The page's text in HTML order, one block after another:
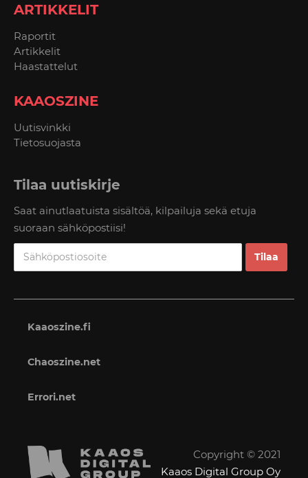
ARTIKKELIT
Raportit
Artikkelit
Haastattelut
KAAOSZINE
Uutisvinkki
Tietosuojasta
Tilaa uutiskirje
Saat ainutlaatuista sisältöä, kilpailuja sekä etuja
suoraan sähköpostiisi!
Kaaoszine.fi
Chaoszine.net
Errori.net
Copyright © 2021
Kaaos Digital Group Oy